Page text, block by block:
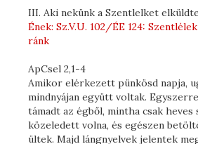
III. Aki nekünk a Szentlelket elküldte
Ének: Sz.V.U. 102/ÉE 124:
ránk
ApCsel 2,1-4
Amikor elérkezett pünkösd napja,
mindnyájan együtt voltak.
támadt az égből, mintha csak heves
közeledett volna, és egészen
ültek. Majd lángnyelvek jelentek